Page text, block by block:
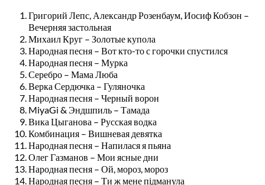
Григорий Лепс, Александр Розенбаум, Иосиф Кобзон –
Вечерняя застольная
Михаил Круг – Золотые купола
Народная песня – Вот кто-то с горочки спустился
Народная песня – Мурка
Серебро – Мама Люба
Верка Сердючка – Гуляночка
Народная песня – Черный ворон
MiyaGi & Эндшпиль – Тамада
Вика Цыганова – Русская водка
Комбинация – Вишневая девятка
Народная песня – Напилася я пьяна
Олег Газманов – Мои ясные дни
Народная песня – Ой, мороз, мороз
Народная песня – Ти ж мене підманула